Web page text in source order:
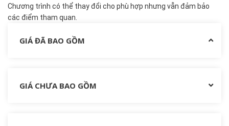
Chương trình có thể thay đổi cho phù hợp nhưng vẫn đảm bảo
các điểm tham quan.
GIÁ ĐÃ BAO GỒM
GIÁ CHƯA BAO GỒM